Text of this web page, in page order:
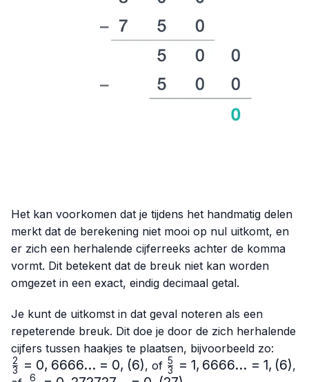
Het kan voorkomen dat je tijdens het handmatig delen
merkt dat de berekening niet mooi op nul uitkomt, en
er zich een herhalende cijferreeks achter de komma
vormt. Dit betekent dat de breuk niet kan worden
omgezet in een exact, eindig decimaal getal.
Je kunt de uitkomst in dat geval noteren als een
repeterende breuk. Dit doe je door de zich herhalende
cijfers tussen haakjes te plaatsen, bijvoorbeeld zo:
3
2 = 0, 6666... = 0, (6), of \frac{5}
3
5 = 1, 6666... = 1, (6),
6